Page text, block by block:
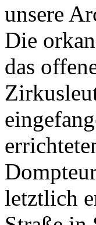
unsere
Die
das
letztlich